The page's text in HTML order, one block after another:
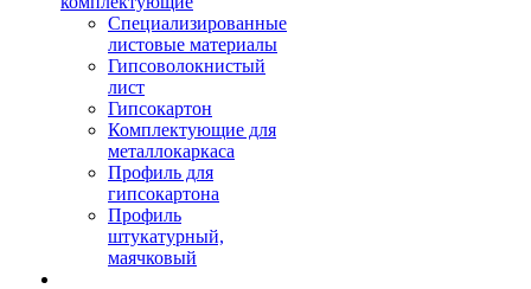
Специализированные
листовые материалы
Гипсоволокнистый
лист
Гипсокартон
Комплектующие для
металлокаркаса
Профиль для
гипсокартона
Профиль
штукатурный,
маячковый